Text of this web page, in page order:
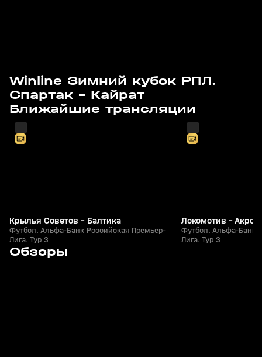
Winline Зимний кубок РПЛ.
Спартак - Кайрат
Ближайшие трансляции
Завтра, 15:00
Крылья Советов - Балтика
Футбол. Альфа-Банк Российская Премьер-
Лига. Тур 3
Локомотив - Акрон
Футбол. Альфа-Банк
Лига. Тур 3
Обзоры
06 авг, 18:10 05 авг, 23:40